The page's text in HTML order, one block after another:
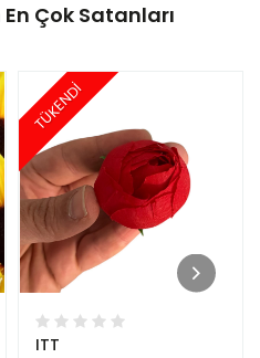
Çok Satanları
TÜKENDİ
ITT